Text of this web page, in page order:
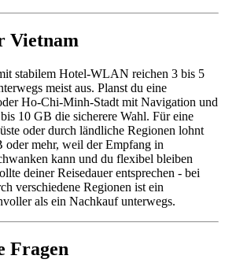
Vietnam
stabilem Hotel-WLAN reichen 3 bis 5
meist aus. Planst du eine
Ho-Chi-Minh-Stadt mit Navigation und
10 GB die sicherere Wahl. Für eine
oder durch ländliche Regionen lohnt
oder mehr, weil der Empfang in
kann und du flexibel bleiben
deiner Reisedauer entsprechen - bei
verschiedene Regionen ist ein
als ein Nachkauf unterwegs.
Fragen